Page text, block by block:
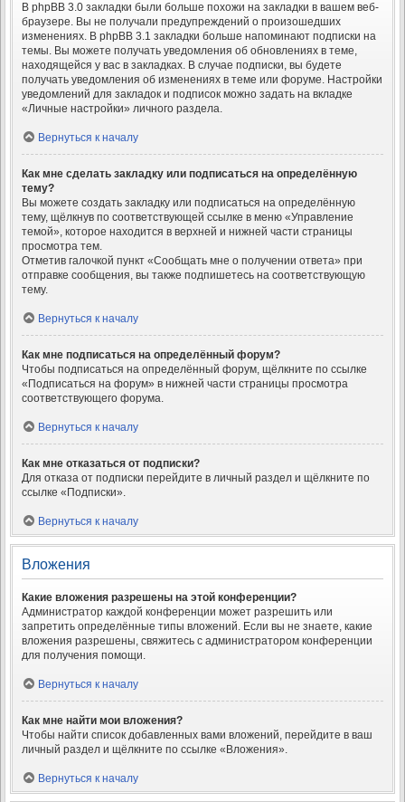
В phpBB 3.0 закладки были больше похожи на закладки в вашем веб-
браузере. Вы не получали предупреждений о произошедших
изменениях. В phpBB 3.1 закладки больше напоминают подписки на
темы. Вы можете получать уведомления об обновлениях в теме,
находящейся у вас в закладках. В случае подписки, вы будете
получать уведомления об изменениях в теме или форуме. Настройки
уведомлений для закладок и подписок можно задать на вкладке
«Личные настройки» личного раздела.
Вернуться к началу
Как мне сделать закладку или подписаться на определённую
тему?
Вы можете создать закладку или подписаться на определённую
тему, щёлкнув по соответствующей ссылке в меню «Управление
темой», которое находится в верхней и нижней части страницы
просмотра тем.
Отметив галочкой пункт «Сообщать мне о получении ответа» при
отправке сообщения, вы также подпишетесь на соответствующую
тему.
Вернуться к началу
Как мне подписаться на определённый форум?
Чтобы подписаться на определённый форум, щёлкните по ссылке
«Подписаться на форум» в нижней части страницы просмотра
соответствующего форума.
Вернуться к началу
Как мне отказаться от подписки?
Для отказа от подписки перейдите в личный раздел и щёлкните по
ссылке «Подписки».
Вернуться к началу
Вложения
Какие вложения разрешены на этой конференции?
Администратор каждой конференции может разрешить или
запретить определённые типы вложений. Если вы не знаете, какие
вложения разрешены, свяжитесь с администратором конференции
для получения помощи.
Вернуться к началу
Как мне найти мои вложения?
Чтобы найти список добавленных вами вложений, перейдите в ваш
личный раздел и щёлкните по ссылке «Вложения».
Вернуться к началу